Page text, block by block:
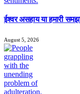
ईश्वर असहाय या हमारी
August 5, 2026